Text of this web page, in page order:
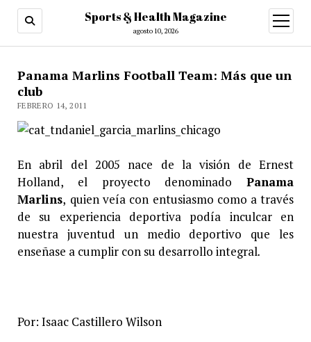
Sports & Health Magazine
agosto 10, 2026
abrir
menú
Panama Marlins Football Team: Más que un
club
FEBRERO 14, 2011
En abril del 2005 nace de la visión de Ernest
Holland, el proyecto denominadoPanama
Marlins, quien veía con entusiasmo como a través
de su experiencia deportiva podía inculcar en
nuestra juventud un medio deportivo que les
enseñase a cumplir con su desarrollo integral.
Por: Isaac Castillero Wilson